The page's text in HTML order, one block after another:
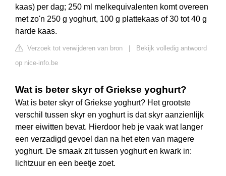
kaas) per dag; 250 ml melkequivalenten komt overeen
met zo'n 250 g yoghurt, 100 g plattekaas of 30 tot 40 g
harde kaas.
Verzoek tot verwijderen van bron
Bekijk volledig antwoord
op nice-info.be
Wat is beter skyr of Griekse yoghurt?
Wat is beter skyr of Griekse yoghurt? Het grootste
verschil tussen skyr en yoghurt is dat skyr aanzienlijk
meer eiwitten bevat. Hierdoor heb je vaak wat langer
een verzadigd gevoel dan na het eten van magere
yoghurt. De smaak zit tussen yoghurt en kwark in:
lichtzuur en een beetje zoet.